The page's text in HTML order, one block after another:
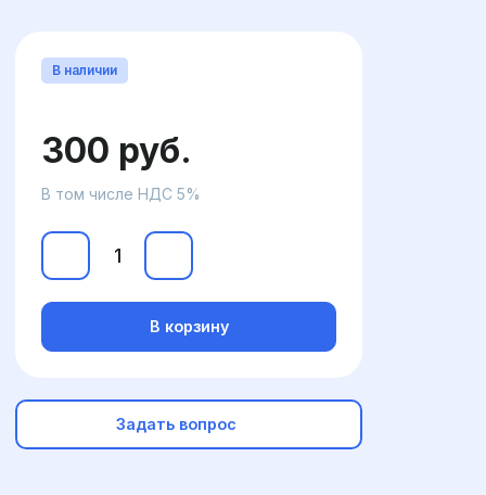
В наличии
300 руб.
В том числе НДС 5%
В корзину
Задать вопрос